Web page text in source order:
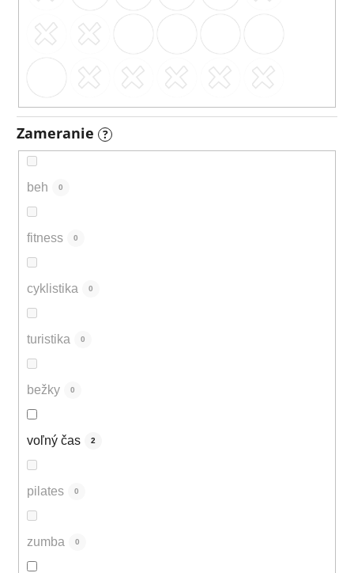
Zameranie ?
beh 0
fitness 0
cyklistika 0
turistika 0
bežky 0
voľný čas 2
pilates 0
zumba 0